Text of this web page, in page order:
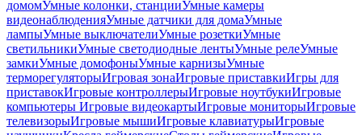
домомУмные колонки, станцииУмные камеры
видеонаблюденияУмные датчики для домаУмные
лампыУмные выключателиУмные розеткиУмные
светильникиУмные светодиодные лентыУмные релеУмные
замкиУмные домофоныУмные карнизыУмные
терморегуляторыИгровая зонаИгровые приставкиИгры для
приставокИгровые контроллерыИгровые ноутбукиИгровые
компьютеры Игровые видеокартыИгровые мониторыИгровые
телевизорыИгровые мышиИгровые клавиатурыИгровые